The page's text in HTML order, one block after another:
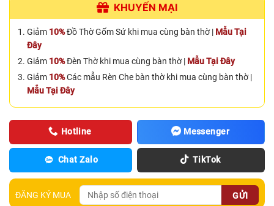
KHUYẾN MẠI
Giảm 10%Đồ Thờ Gốm Sứ khi mua cùng bàn thờ | Mẫu Tại
Đây
Giảm 10%Đèn Thờ khi mua cùng bàn thờ | Mẫu Tại Đây
Giảm 10%Các mẫu Rèn Che bàn thờ khi mua cùng bàn thờ |
Mẫu Tại Đây
Hotline Messenger
Chat Zalo TikTok
ĐĂNG KÝ MUA